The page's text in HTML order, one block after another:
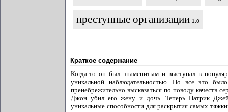
преступные организации 1.0
Краткое содержание
Когда-то он был знаменитым и выступал в
уникальной наблюдательностью. Но все это
пренебрежительно высказаться по поводу качеств
Джон убил его жену и дочь. Теперь Патрик
уникальные способности для раскрытия самых